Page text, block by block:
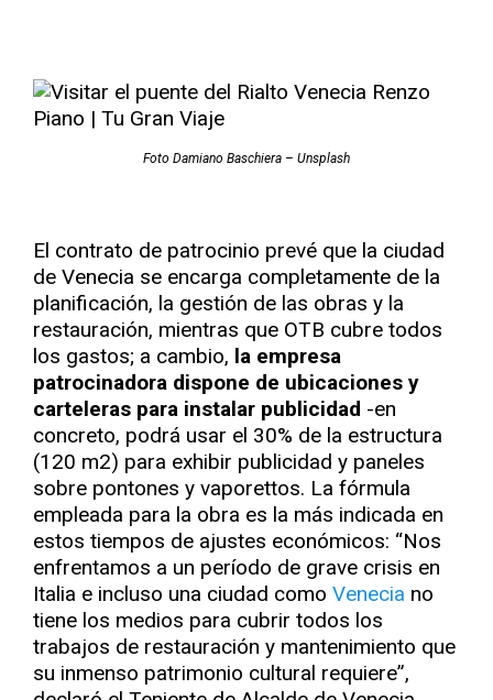
Foto Damiano Baschiera – Unsplash
El contrato de patrocinio prevé que la ciudad
de Venecia se encarga completamente de la
planificación, la gestión de las obras y la
restauración, mientras que OTB cubre todos
los gastos; a cambio, la empresa
patrocinadora dispone de ubicaciones y
carteleras para instalar publicidad -en
concreto, podrá usar el 30% de la estructura
(120 m2) para exhibir publicidad y paneles
sobre pontones y vaporettos. La fórmula
empleada para la obra es la más indicada en
estos tiempos de ajustes económicos: “Nos
enfrentamos a un período de grave crisis en
Italia e incluso una ciudad como Venecia no
tiene los medios para cubrir todos los
trabajos de restauración y mantenimiento que
su inmenso patrimonio cultural requiere”,